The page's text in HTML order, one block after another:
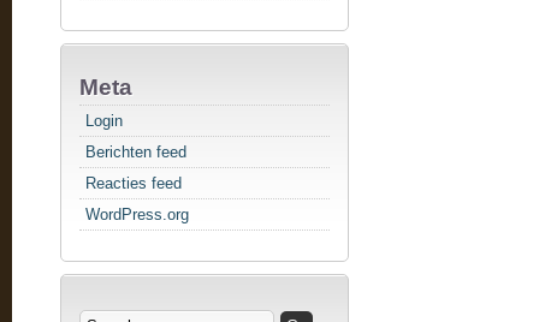
Meta
Login
Berichten feed
Reacties feed
WordPress.org